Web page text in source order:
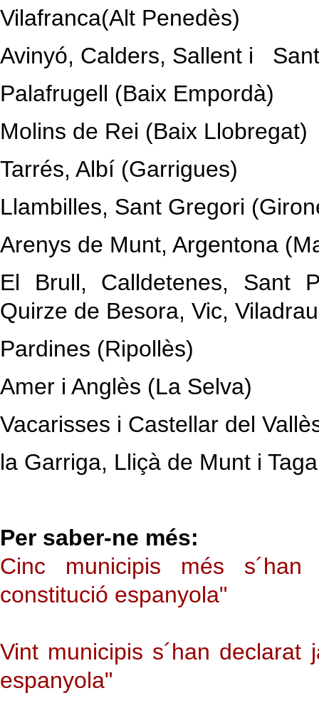
Vilafranca(Alt Penedès)
Avinyó, Calders, Sallent i
Palafrugell (Baix Empordà)
Molins de Rei (Baix Llobregat)
Tarrés, Albí (Garrigues)
Llambilles, Sant Gregori
Arenys de Munt, Argentona
El Brull, Calldetenes, Sant
Quirze de Besora, Vic,
Pardines (Ripollès)
Amer i Anglès (La Selva)
Vacarisses i Castellar del
la Garriga, Lliçà de Munt i
Per saber-ne més:
Cinc municipis més
constitució espanyola"
Vint municipis s´han
espanyola"